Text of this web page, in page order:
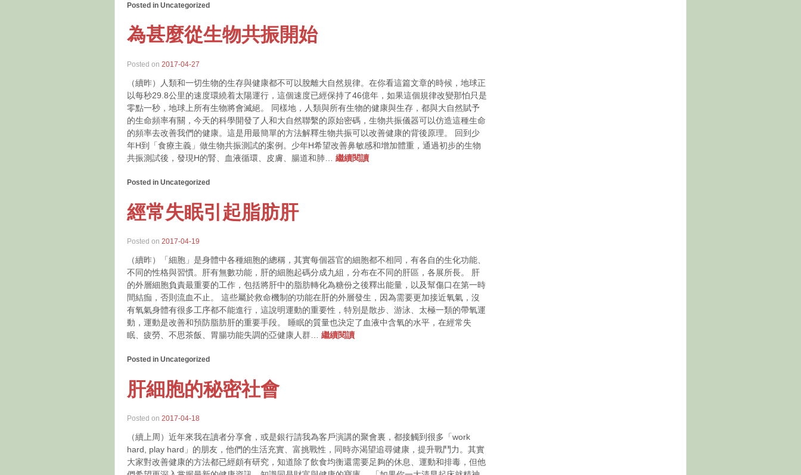
Posted in Uncategorized
為甚麼從生物共振開始
Posted on 2017-04-27
（續昨）人類和一切生物的生存與健康都不可以脫離大自然規律。在你看這篇文章的時候，地球正
以每秒29.8公里的速度環繞着太陽運行，這個速度已經保持了46億年，如果這個規律改變那怕只是
零點一秒，地球上所有生物將會滅絕。 同樣地，人類與所有生物的健康與生存，都與大自然賦予
的生命頻率有關，今天的科學開發了人和大自然聯繫的原始密碼，生物共振儀器可以仿造這種生命
的頻率去改善我們的健康。這是用最簡單的方法解釋生物共振可以改善健康的背後原理。 回到少
年H到「食療主義」做生物共振測試的案例。少年H希望改善鼻敏感和增加體重，通過初步的生物
共振測試後，發現H的腎、血液循環、皮膚、腸道和肺… 繼續閱讀
Posted in Uncategorized
經常失眠引起脂肪肝
Posted on 2017-04-19
（續昨）「細胞」是身體中各種細胞的總稱，其實每個器官的細胞都不相同，有各自的生化功能、
不同的性格與習慣。肝有無數功能，肝的細胞起碼分成九組，分布在不同的肝區，各展所長。 肝
的外層細胞負責最重要的工作，包括將肝中的脂肪轉化為糖份之後釋出能量，以及幫傷口在第一時
間結痂，否則流血不止。 這些屬於救命機制的功能在肝的外層發生，因為需要更加接近氧氣，沒
有氧氣身體有很多工序都不能進行，這說明運動的重要性，特別是散步、游泳、太極一類的帶氧運
動，運動是改善和預防脂肪肝的重要手段。 睡眠的質量也決定了血液中含氧的水平，在經常失
眠、疲勞、不思茶飯、胃腸功能失調的亞健康人群… 繼續閱讀
Posted in Uncategorized
肝細胞的秘密社會
Posted on 2017-04-18
（續上周）近年來我在讀者分享會，或是銀行請我為客戶演講的聚會裏，都接觸到很多「work
hard, play hard」的朋友，他們的生活充實、富挑戰性，同時亦渴望追尋健康，提升戰鬥力。其實
大家對改善健康的方法都已經頗有研究，知道除了飲食均衡還需要足夠的休息、運動和排毒，但他